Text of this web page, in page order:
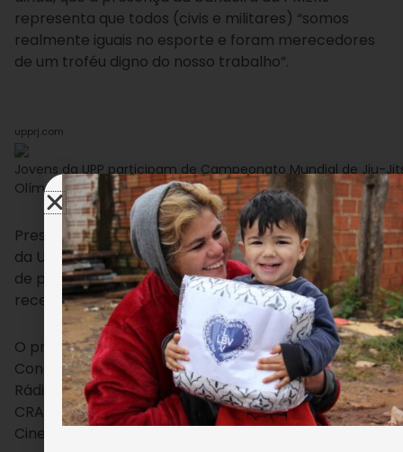
representa que todos (civis e militares) “somos
realmente iguais no esporte e foram merecedores
de um troféu digno do nosso trabalho”.
upprj.com
Jovens da UPP participam de Campeonato Mundial de Jiu-
Olímpico 2016
Prestigiando o evento até o final, atletas e policiais
da UPP Cidade de Deus acompanharam a contagem
de pontos e representaram toda a equipe ao
receber o troféu de campeã mundial.
O projeto Geração UPP conta com o patrocínio da
Concessionária Porto Novo, LBV, Prime Esporte,
Rádio Brasil e apoio da Bunge Moinho Fluminense,
CRAS Dodô da Portela, Viação São Silvestre, SESI
Cinelândia e empresariado local.